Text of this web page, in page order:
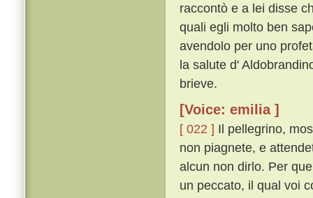
raccontò e a lei disse
quali egli molto ben
avendolo per uno
la salute d'
brieve.
[Voice: emilia ]
[ 022 ] Il pellegrino,
non piagnete, e
alcun non dirlo. Per
un peccato, il qual voi